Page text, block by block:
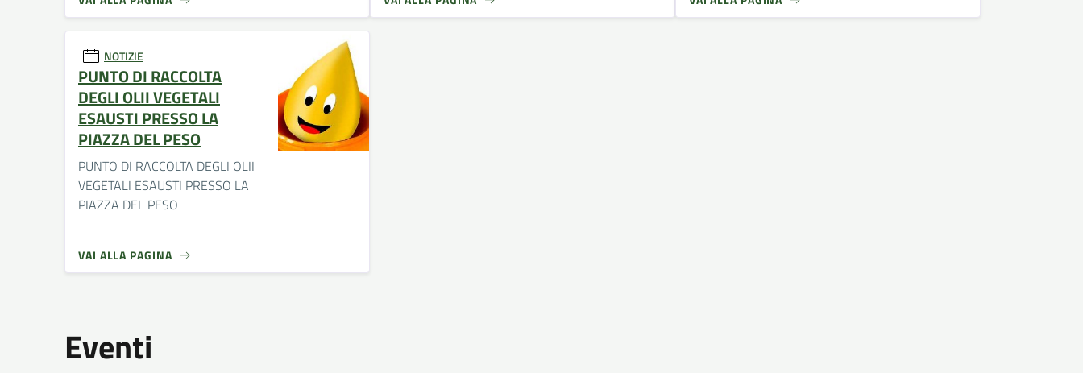
NOTIZIE
PUNTO DI RACCOLTA
DEGLI OLII VEGETALI
ESAUSTI PRESSO LA
PIAZZA DEL PESO
PUNTO DI RACCOLTA DEGLI OLII
VEGETALI ESAUSTI PRESSO LA
PIAZZA DEL PESO
VAI ALLA PAGINA
Eventi